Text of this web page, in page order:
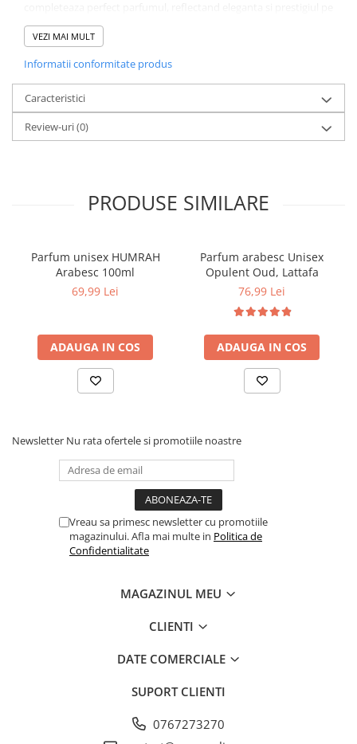
care le inspira. Raheeq este mai mult decat un parfum este o
semnatura olfactiva de neui
Potrivit atat pentru femei, cat si pentru barbati
Ambalaj elegant, potrivit si pentru cadou
Comanda acum si descopera un parfum de calitate, potrivit
pentru orice ocazie.
Despre produs:
Parfum pentru: Unisex
VEZI MAI MULT
Informatii conformitate produs
Caracteristici
Review-uri(0)
PRODUSE SIMILARE
Parfum unisex HUMRAH
Arabesc 100ml
69,99 Lei
ADAUGA IN COS
Parfum arabesc Unisex
Opulent Oud, Lattafa
76,99 Lei
ADAUGA IN COS
Newsletter Nu rata ofertele si promotiile noastre
Vreau sa primesc newsletter cu promotiile
magazinului. Afla mai multe in Politica de
Confidentialitate
MAGAZINUL MEU
CLIENTI
DATE COMERCIALE
SUPORT CLIENTI
0767273270